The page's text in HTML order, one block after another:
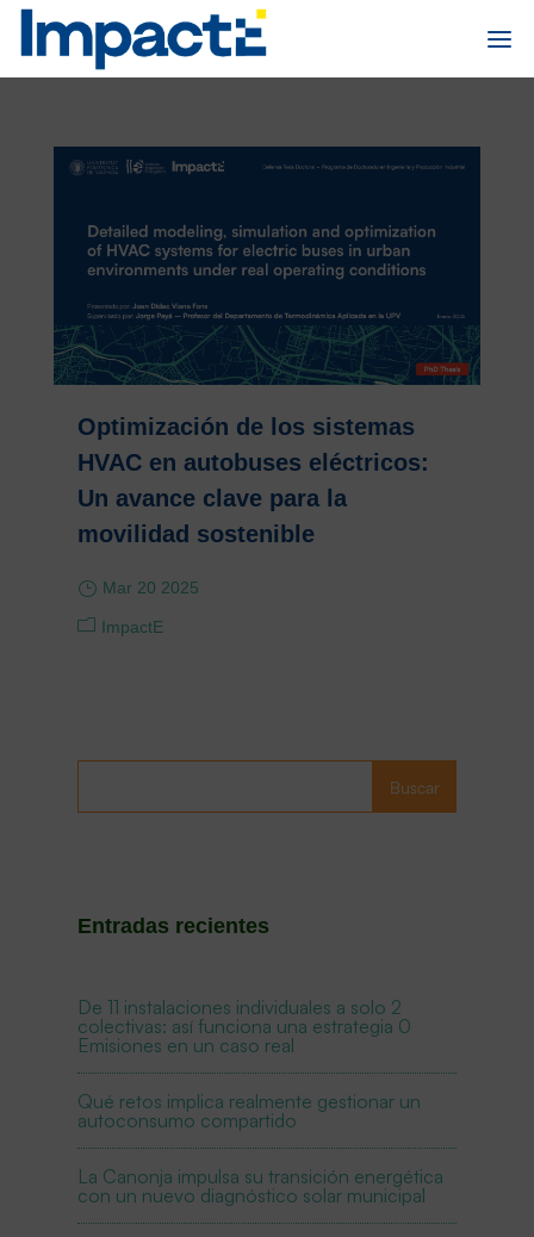
Optimización de los sistemas
HVAC en autobuses eléctricos:
Un avance clave para la
movilidad sostenible
Mar 20 2025
ImpactE
Buscar
Entradas recientes
De 11 instalaciones individuales a solo 2
colectivas: así funciona una estrategia 0
Emisiones en un caso real
Qué retos implica realmente gestionar un
autoconsumo compartido
La Canonja impulsa su transición energética
con un nuevo diagnóstico solar municipal